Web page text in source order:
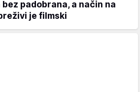
padobrana, a način na
je filmski